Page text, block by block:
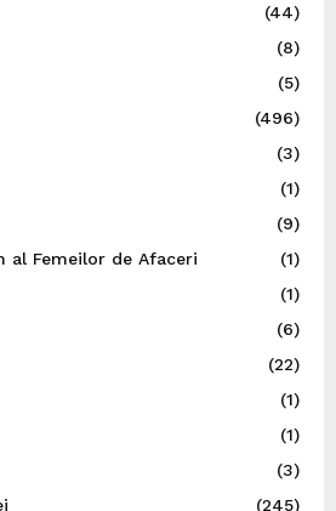
(44)
(8)
(5)
(496)
(3)
(1)
(9)
al Femeilor de Afaceri
(1)
(1)
(6)
(22)
(1)
(1)
(3)
(245)